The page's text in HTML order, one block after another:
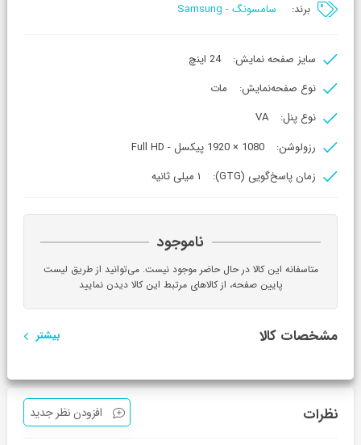
برند:
سامسونگ - Samsung
سایز صفحه نمایش:
24 اینچ
نوع صفحه‌نمایش:
مات
نوع پنل:
VA
رزولوشن:
1080 × 1920 پیکسل - Full HD
زمان پاسخ‌گویی (GTG):
۱ میلی ثانیه
ناموجود
متاسفانه این کالا در حال حاضر موجود نیست. می‌توانید از طریق لیست
پایین صفحه، از کالاهای مرتبط این کالا دیدن نمایید
مشخصات کالا بیشتر
نظرات افزودن نظر جدید